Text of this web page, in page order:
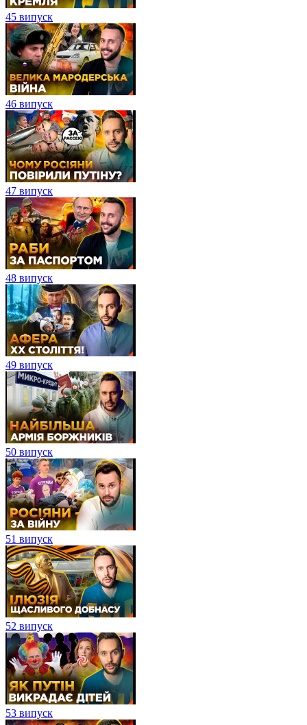
45 випуск
46 випуск
47 випуск
48 випуск
49 випуск
50 випуск
51 випуск
52 випуск
53 випуск